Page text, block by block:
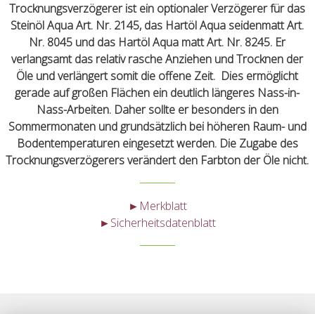
Trocknungsverzögerer ist ein optionaler Verzögerer für das
Steinöl Aqua Art. Nr. 2145, das Hartöl Aqua seidenmatt Art.
Nr. 8045 und das Hartöl Aqua matt Art. Nr. 8245. Er
verlangsamt das relativ rasche Anziehen und Trocknen der
Öle und verlängert somit die offene Zeit. Dies ermöglicht
gerade auf großen Flächen ein deutlich längeres Nass-in-
Nass-Arbeiten. Daher sollte er besonders in den
Sommermonaten und grundsätzlich bei höheren Raum- und
Bodentemperaturen eingesetzt werden. Die Zugabe des
Trocknungsverzögerers verändert den Farbton der Öle nicht.
►Merkblatt
►Sicherheitsdatenblatt